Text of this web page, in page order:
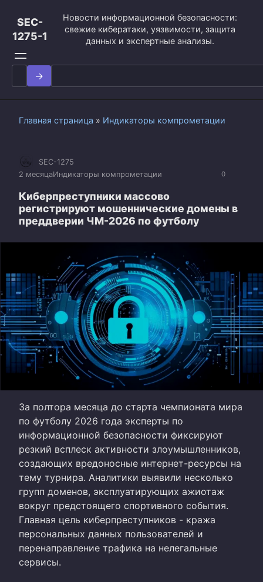
контенту
SEC-
1275-1
Новости информационной безопасности:
свежие кибератаки, уязвимости, защита
данных и экспертные анализы.
Search
for:
Главная страница » Индикаторы компрометации
0
SEC-1275
2 месяцаИндикаторы компрометации
Киберпреступники массово
регистрируют мошеннические домены в
преддверии ЧМ-2026 по футболу
За полтора месяца до старта чемпионата мира
по футболу 2026 года эксперты по
информационной безопасности фиксируют
резкий всплеск активности злоумышленников,
создающих вредоносные интернет-ресурсы на
тему турнира. Аналитики выявили несколько
групп доменов, эксплуатирующих ажиотаж
вокруг предстоящего спортивного события.
Главная цель киберпреступников - кража
персональных данных пользователей и
перенаправление трафика на нелегальные
сервисы.